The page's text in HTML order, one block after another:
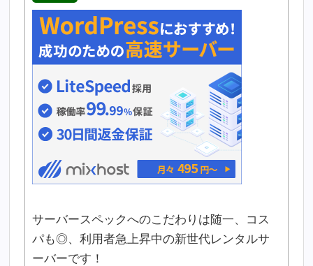
サーバースペックへのこだわりは随一、コス
パも◎、利用者急上昇中の新世代レンタルサ
ーバーです！